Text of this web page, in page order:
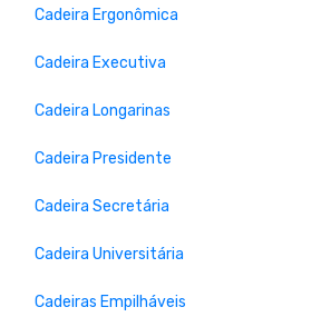
Cadeira Ergonômica
Cadeira Executiva
Cadeira Longarinas
Cadeira Presidente
Cadeira Secretária
Cadeira Universitária
Cadeiras Empilháveis